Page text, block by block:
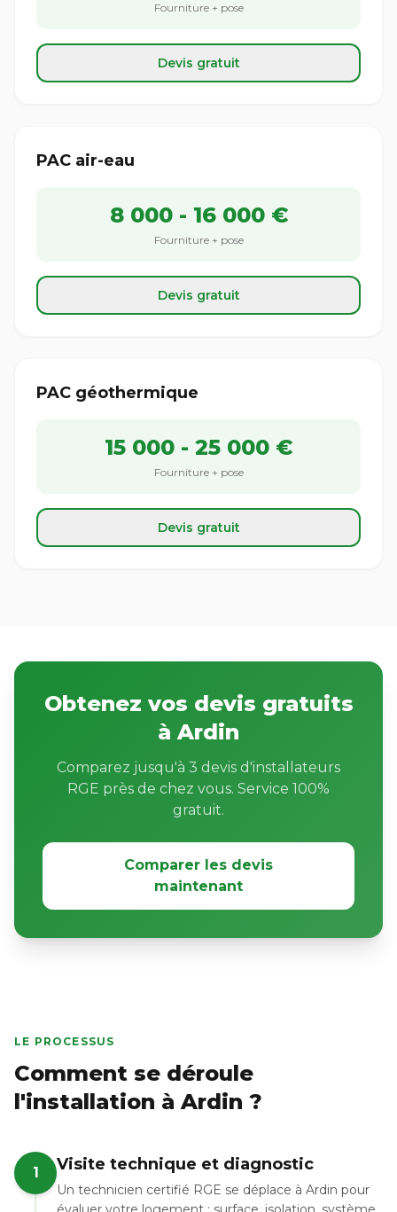
Fourniture + pose
Devis gratuit
PAC air-eau
8 000 - 16 000 €
Fourniture + pose
Devis gratuit
PAC géothermique
15 000 - 25 000 €
Fourniture + pose
Devis gratuit
Obtenez vos devis gratuits
à Ardin
Comparez jusqu'à 3 devis d'installateurs
RGE près de chez vous. Service 100%
gratuit.
Comparer les devis
maintenant
LE PROCESSUS
Comment se déroule
l'installation à Ardin ?
1 Visite technique et diagnostic
Un technicien certifié RGE se déplace à Ardin pour